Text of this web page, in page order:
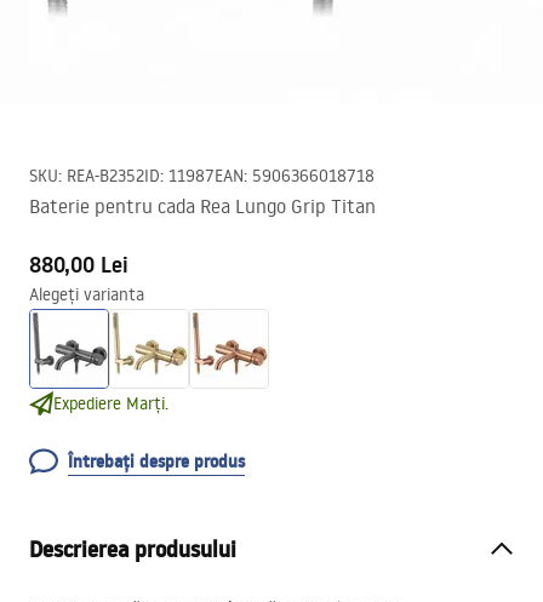
SKU: REA-B2352ID: 11987EAN: 5906366018718
Baterie pentru cada Rea Lungo Grip Titan
880,00 Lei
Alegeți varianta
Expediere Marți.
Întrebați despre produs
Descrierea produsului